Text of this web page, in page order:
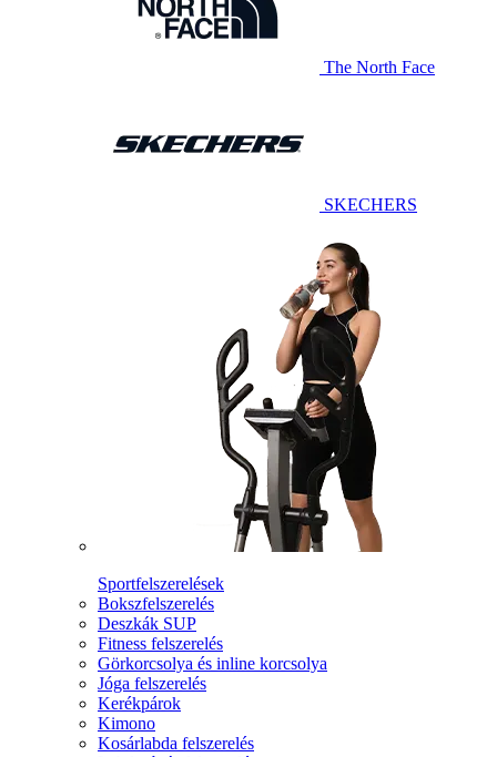
The North Face
SKECHERS
Sportfelszerelések
Bokszfelszerelés
Deszkák SUP
Fitness felszerelés
Görkorcsolya és inline korcsolya
Jóga felszerelés
Kerékpárok
Kimono
Kosárlabda felszerelés